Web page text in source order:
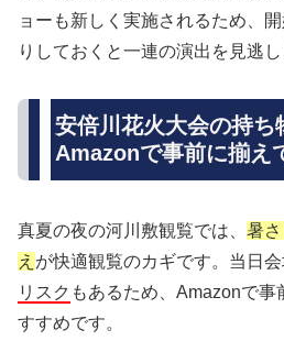
ョーも新しく実施されるため、
りしておくと一連の演出を見逃し
安倍川花火大会の持ち
Amazonで事前に揃え
真夏の夜の河川敷観覧では、 暑
え が快適観覧のカギです。当日
リスク もあるため、Amazonで
すすめです。